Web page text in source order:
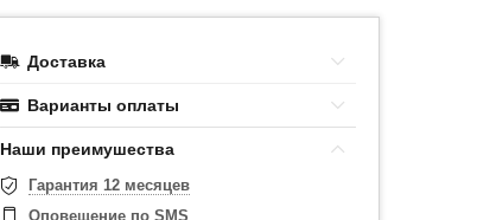
Доставка
Варианты оплаты
Наши преимушества
Гарантия 12 месяцев
Оповещение по SMS